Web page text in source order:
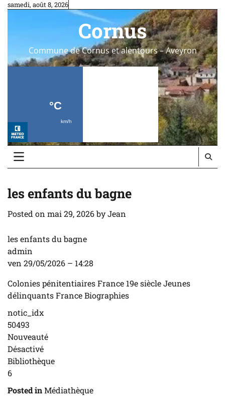
Skipsamedi, août 8, 2026
Cornus
Commune de Cornus et alentours – Aveyron
les enfants du bagne
Posted on mai 29, 2026byJean
les enfants du bagne
admin
ven 29/05/2026 – 14:28
Colonies pénitentiaires France 19e siècle Jeunes
délinquants France Biographies
notic_idx
50493
Nouveauté
Désactivé
Bibliothèque
6
Posted inMédiathèque